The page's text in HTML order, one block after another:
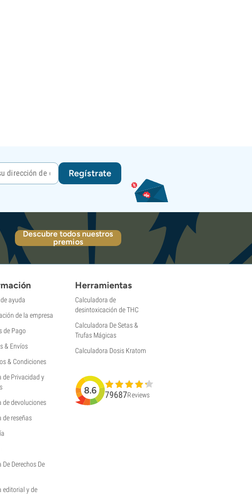
Regístrate
Descubre todos nuestros
premios
ayuda
de la empresa
de Pago
& Envíos
& Condiciones
de Privacidad y
de devoluciones
de reseñas
De Derechos De
editorial y de
Herramientas
Calculadora de
desintoxicación de THC
Calculadora De Setas &
Trufas Mágicas
Calculadora Dosis Kratom
8.6 79687Reviews